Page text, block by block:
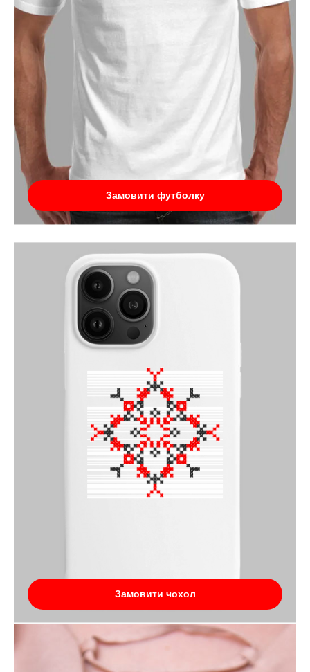
Замовити футболку
Замовити чохол